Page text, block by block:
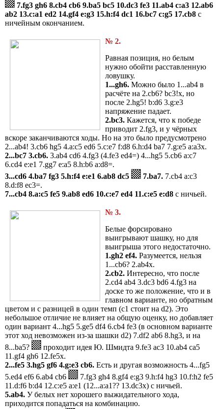
7.fg3 gh6 8.cb4 cb6 9.ba5 bc5 10.dc3 fe3 11.ab4 c:a3 12.ab6
ab2 13.c:a1 ed2 14.gf4 e:g3 15.h:f4 dc1 16.bc7 c:g5 17.cb8 с
ничейным окончанием.
№ 2.
Равная позиция, но белым
нужно обойти расставленную
ловушку.
1...gh6. Можно было 1...ab4 в
расчёте на 2.cb6? bc3!x, но
после 2.hg5! b:d6 3.g:e3
напряжение падает.
2.bc3. Кажется, что к победе
приводит 2.fg3, и у чёрных
вскоре заканчиваются ходы. Но на это было предусмотрено
2...ab4! 3.cb6 hg5 4.a:c5 ed6 5.c:e7 f:d8 6.h:d4 ba7 7.g:e5 a:a3x.
2...bc7 3.cb6. 3.ab4 cd6 4.fg3 (4.fe3 ed4=) 4...hg5 5.cb6 a:c7
6.cd4 e:e1 7.gg7 e:a5 8.h:b6 a:d8=.
3...cd6 4.ba7 fg3 5.h:f4 e:e1 6.ab8 dc5
7.ba7. 7.cb4 a:c3
8.d:f8 ec3=.
7...cb4 8.a:c5 fe5 9.ab8 ed6 10.c:e7 ed4 11.c:e5 e:d8 с ничьей.
№ 3.
Белые форсировано
выигрывают шашку, но для
выигрыша этого недостаточно.
1.gh2 ef4. Разумеется, нельзя
1...cb6? 2.ab4x.
2.cb2. Интересно, что после
2.cd4 ab4 3.dc3 bd6 4.fg3 на
доске то же положение, что и в
главном варианте, но обратным
цветом и с разницей в один темп (c1 стоит на d2). Это
небольшое отличие не влияет на общую оценку, но добавляет
один вариант 4...hg5 5.ge5 df4 6.cb4 fe3 (в основном варианте
этот ход невозможен из-за шашки d2) 7.df2 ab6 8.hg3, и на
8...ba5?
проходит идея Ю. Шмидта 9.fe3 ac3 10.ab4 ca5
11.gf4 gh6 12.fe5x.
2...fe5 3.hg5 gf6 4.g:e3 cb6. Есть и другая возможность 4...fg5
5.ed4 ef6 6.ab4 cb6
7.fg3 gh4 8.gf4 e:g3 9.h:f4 hg3 10.f:h2 fe5
11.d:f6 b:d4 12.c:e5 a:e1 (12...a:a1?? 13.dc3x) с ничьей.
5.ab4. У белых нет хорошего выжидательного хода,
приходится попадаться на комбинацию.